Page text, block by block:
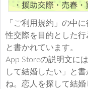
「ご利用規約」の中
性交際を目的とした行
と書かれています。
App Storeの説明文に
して結婚したい」と
ね。恋人を探して結